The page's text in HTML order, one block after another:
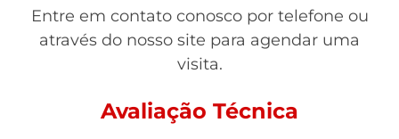
Entre em contato conosco por telefone ou
através do nosso site para agendar uma
visita.
Avaliação Técnica